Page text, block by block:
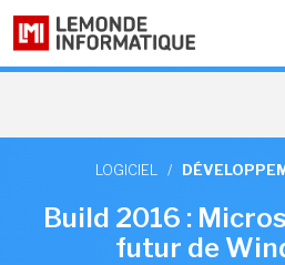
LOGICIEL /
Build 2016 :
futur de